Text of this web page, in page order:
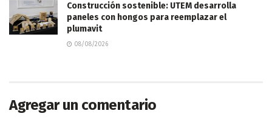
Construcción sostenible: UTEM desarrolla
paneles con hongos para reemplazar el
plumavit
08/08/2026
Agregar un comentario